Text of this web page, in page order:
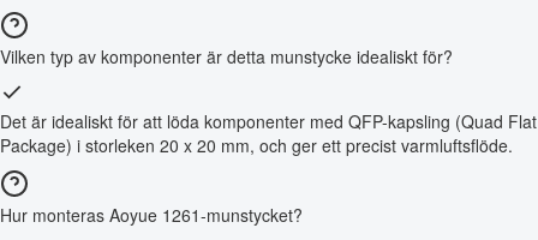
Vilken typ av komponenter är detta munstycke idealiskt för?
Det är idealiskt för att löda komponenter med QFP-kapsling (Quad Flat
Package) i storleken 20 x 20 mm, och ger ett precist varmluftsflöde.
Hur monteras Aoyue 1261-munstycket?